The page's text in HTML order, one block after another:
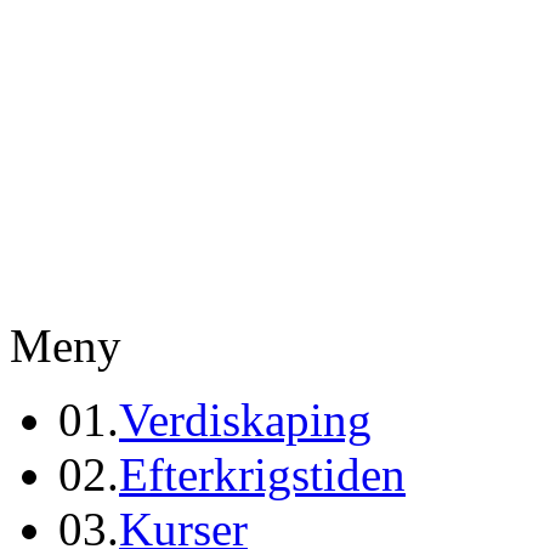
Meny
01.Verdiskaping
02.Efterkrigstiden
03.Kurser